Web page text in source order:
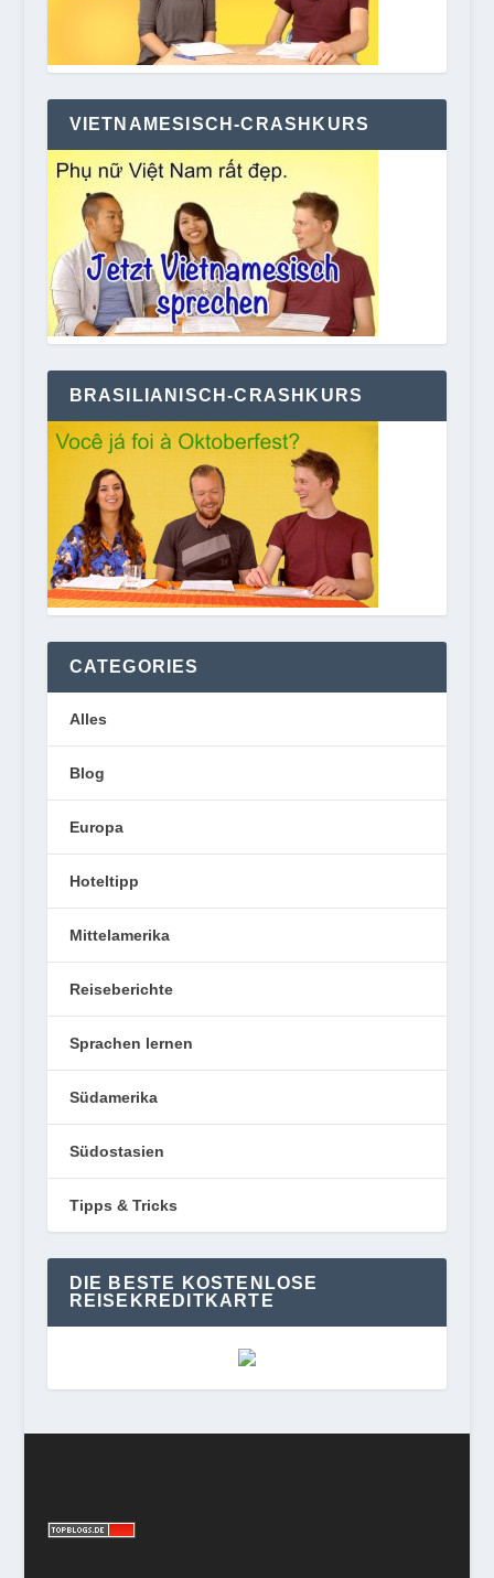
VIETNAMESISCH-CRASHKURS
BRASILIANISCH-CRASHKURS
CATEGORIES
Alles
Blog
Europa
Hoteltipp
Mittelamerika
Reiseberichte
Sprachen lernen
Südamerika
Südostasien
Tipps & Tricks
DIE BESTE KOSTENLOSE
REISEKREDITKARTE